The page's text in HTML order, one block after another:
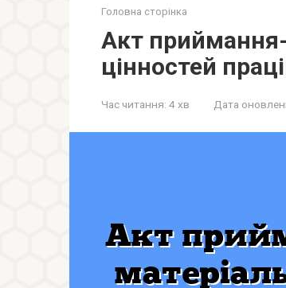
Головна сторінка
Акт
цінностей
Час читання: 4 хв Дата